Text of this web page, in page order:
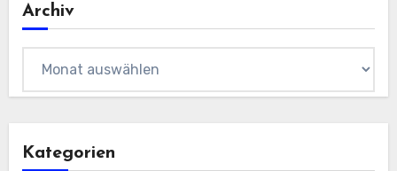
Archiv
Kategorien